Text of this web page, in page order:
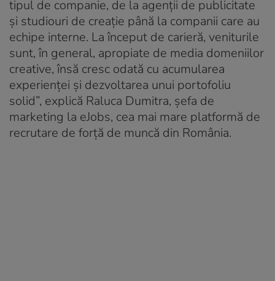
tipul de companie, de la agenții de publicitate
și studiouri de creație până la companii care au
echipe interne. La început de carieră, veniturile
sunt, în general, apropiate de media domeniilor
creative, însă cresc odată cu acumularea
experienței și dezvoltarea unui portofoliu
solid”, explică Raluca Dumitra, șefa de
marketing la eJobs, cea mai mare platformă de
recrutare de forță de muncă din România.